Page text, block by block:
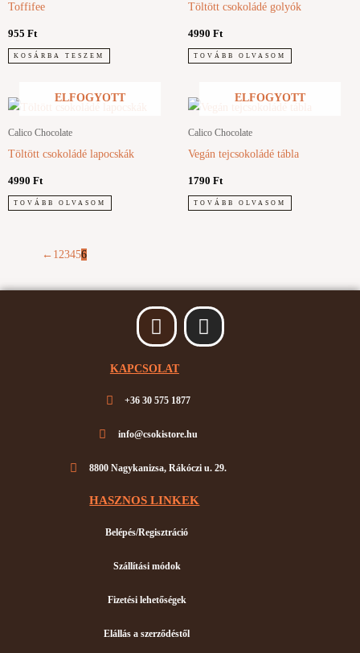
Toffifee
955 Ft
KOSÁRBA TESZEM
Töltött csokoládé golyók
4990 Ft
TOVÁBB OLVASOM
ELFOGYOTT
Calico Chocolate
Töltött csokoládé lapocskák
4990 Ft
TOVÁBB OLVASOM
ELFOGYOTT
Calico Chocolate
Vegán tejcsokoládé tábla
1790 Ft
TOVÁBB OLVASOM
← 123456
F
a
e
b
o
I
n
m
KAPCSOLAT
+36 30 575 1877
info@csokistore.hu
8800 Nagykanizsa, Rákóczi u. 29.
HASZNOS LINKEK
Belépés/Regisztráció
Szállítási módok
Fizetési lehetőségek
Elállás a szerződéstől